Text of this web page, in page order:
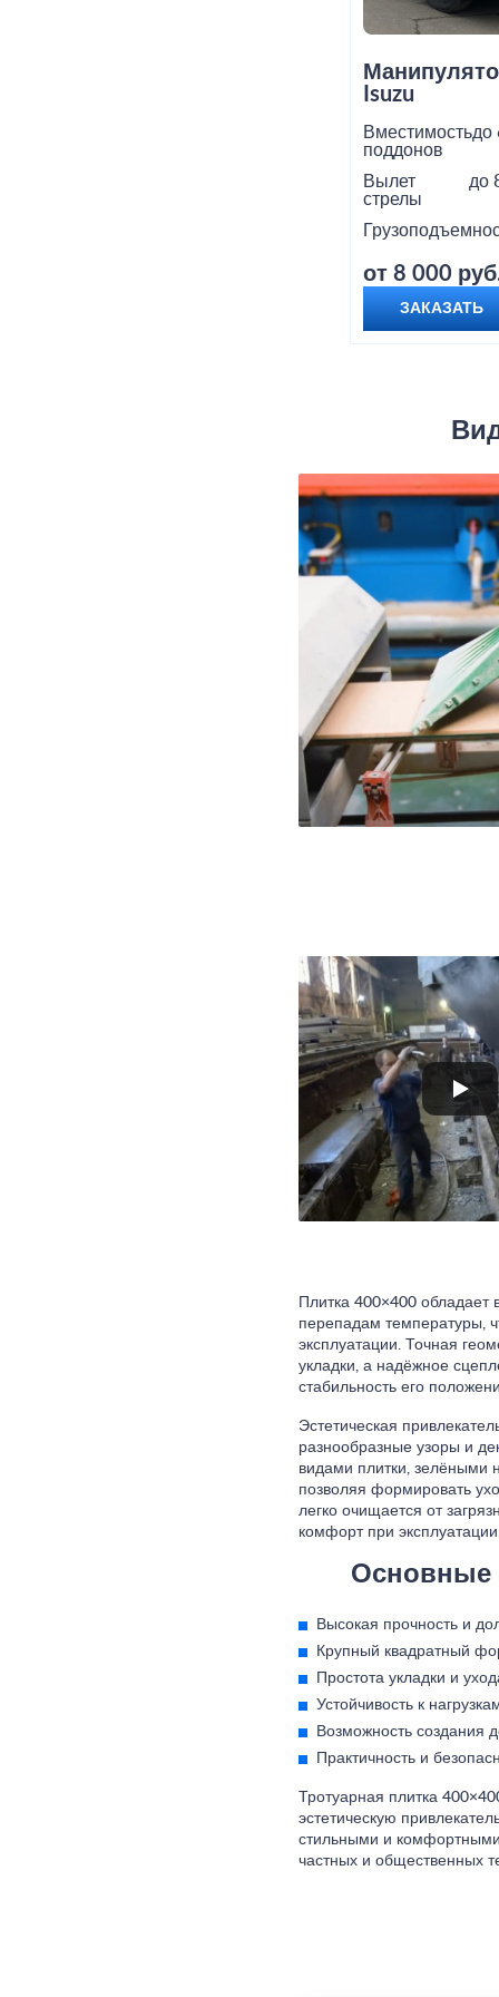
Isuzu
Вместимость
поддонов
до
Вылет
стрелы
до
от 8 000
ЗАКАЗАТЬ
Плитка 400×400 обладает
перепадам температуры,
эксплуатации. Точная
укладки, а надёжное
стабильность его
Эстетическая
разнообразные узоры и
видами плитки, зелёными
позволяя формировать
легко очищается от
комфорт при
Основные
Высокая прочность и
Крупный квадратный
Простота укладки и
Устойчивость к
Возможность создания
Практичность и
Тротуарная плитка
эстетическую
стильными и
частных и общественных